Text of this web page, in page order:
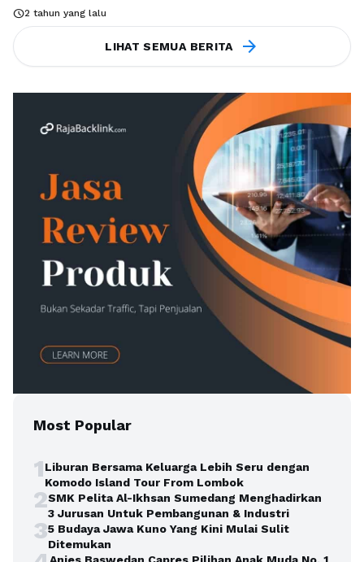
schedule2 tahun yang lalu
LIHAT SEMUA BERITA arrow_forward
Most Popular
1Liburan Bersama Keluarga Lebih Seru dengan
Komodo Island Tour From Lombok
2SMK Pelita Al-Ikhsan Sumedang Menghadirkan
3 Jurusan Untuk Pembangunan & Industri
35 Budaya Jawa Kuno Yang Kini Mulai Sulit
Ditemukan
Anies Baswedan Capres Pilihan Anak Muda No. 1